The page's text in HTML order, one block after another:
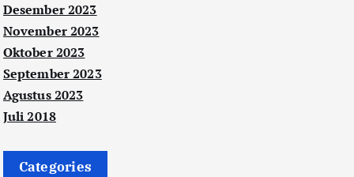
Desember 2023
November 2023
Oktober 2023
September 2023
Agustus 2023
Juli 2018
Categories